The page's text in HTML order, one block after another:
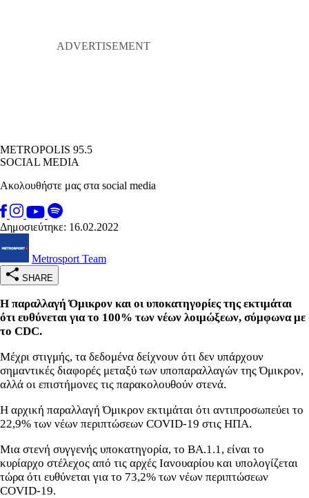
METROPOLIS 95.5
SOCIAL MEDIA
Ακολουθήστε μας στα social media
Δημοσιεύτηκε: 16.02.2022
Metrosport Team
SHARE
Η παραλλαγή Όμικρον και οι υποκατηγορίες της εκτιμάται
ότι ευθύνεται για το 100% των νέων λοιμώξεων, σύμφωνα με
το CDC.
Μέχρι στιγμής, τα δεδομένα δείχνουν ότι δεν υπάρχουν
σημαντικές διαφορές μεταξύ των υποπαραλλαγών της Όμικρον,
αλλά οι επιστήμονες τις παρακολουθούν στενά.
Η αρχική παραλλαγή Όμικρον εκτιμάται ότι αντιπροσωπεύει το
22,9% των νέων περιπτώσεων COVID-19 στις ΗΠΑ.
Μια στενή συγγενής υποκατηγορία, το BA.1.1, είναι το
κυρίαρχο στέλεχος από τις αρχές Ιανουαρίου και υπολογίζεται
τώρα ότι ευθύνεται για το 73,2% των νέων περιπτώσεων
COVID-19.